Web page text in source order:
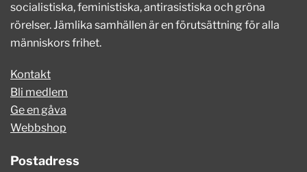
socialistiska, feministiska, antirasistiska och gröna
rörelser. Jämlika samhällen är en förutsättning för alla
människors frihet.
Kontakt
Bli medlem
Ge en gåva
Webbshop
Postadress